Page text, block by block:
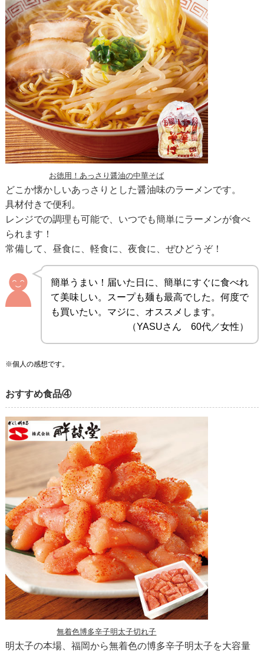
お徳用！あっさり醤油の中華そば
どこか懐かしいあっさりとした醤油味のラーメンです。
具材付きで便利。
レンジでの調理も可能で、いつでも簡単にラーメンが食べ
られます！
常備して、昼食に、軽食に、夜食に、ぜひどうぞ！
簡単うまい！届いた日に、簡単にすぐに食べれ
て美味しい。スープも麺も最高でした。何度で
も買いたい。マジに、オススメします。
（YASUさん 60代／女性）
※個人の感想です。
おすすめ食品④
無着色博多辛子明太子切れ子
明太子の本場、福岡から無着色の博多辛子明太子を大容量